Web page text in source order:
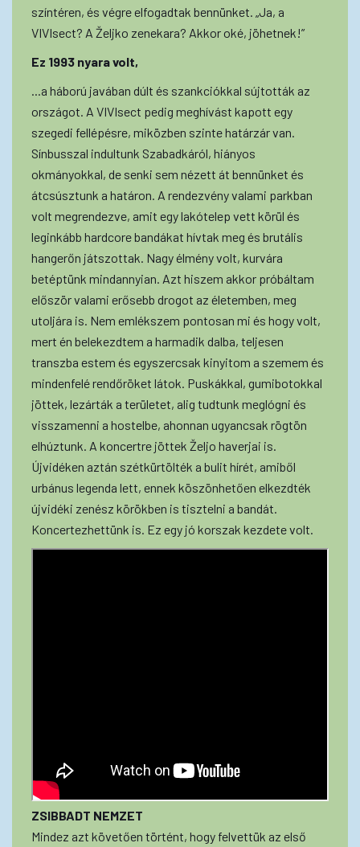
színtéren, és végre elfogadtak bennünket. „Ja, a
VIVIsect? A Željko zenekara? Akkor oké, jöhetnek!”
Ez 1993 nyara volt,
...a háború javában dúlt és szankciókkal sújtották az
országot. A VIVIsect pedig meghívást kapott egy
szegedi fellépésre, miközben szinte határzár van.
Sínbusszal indultunk Szabadkáról, hiányos
okmányokkal, de senki sem nézett át bennünket és
átcsúsztunk a határon. A rendezvény valami parkban
volt megrendezve, amit egy lakótelep vett körül és
leginkább hardcore bandákat hívtak meg és brutális
hangerőn játszottak. Nagy élmény volt, kurvára
betéptünk mindannyian. Azt hiszem akkor próbáltam
először valami erősebb drogot az életemben, meg
utoljára is. Nem emlékszem pontosan mi és hogy volt,
mert én belekezdtem a harmadik dalba, teljesen
transzba estem és egyszercsak kinyitom a szemem és
mindenfelé rendőröket látok. Puskákkal, gumibotokkal
jöttek, lezárták a területet, alig tudtunk meglógni és
visszamenni a hostelbe, ahonnan ugyancsak rögtön
elhúztunk. A koncertre jöttek Željo haverjai is.
Újvidéken aztán szétkürtölték a bulit hírét, amiből
urbánus legenda lett, ennek köszönhetően elkezdték
újvidéki zenész körökben is tisztelni a bandát.
Koncertezhettünk is. Ez egy jó korszak kezdete volt.
ZSIBBADT NEMZET
Mindez azt követően történt, hogy felvettük az első